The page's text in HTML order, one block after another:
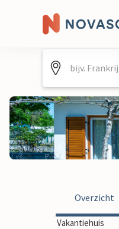
Overzicht
Vakantiehuis